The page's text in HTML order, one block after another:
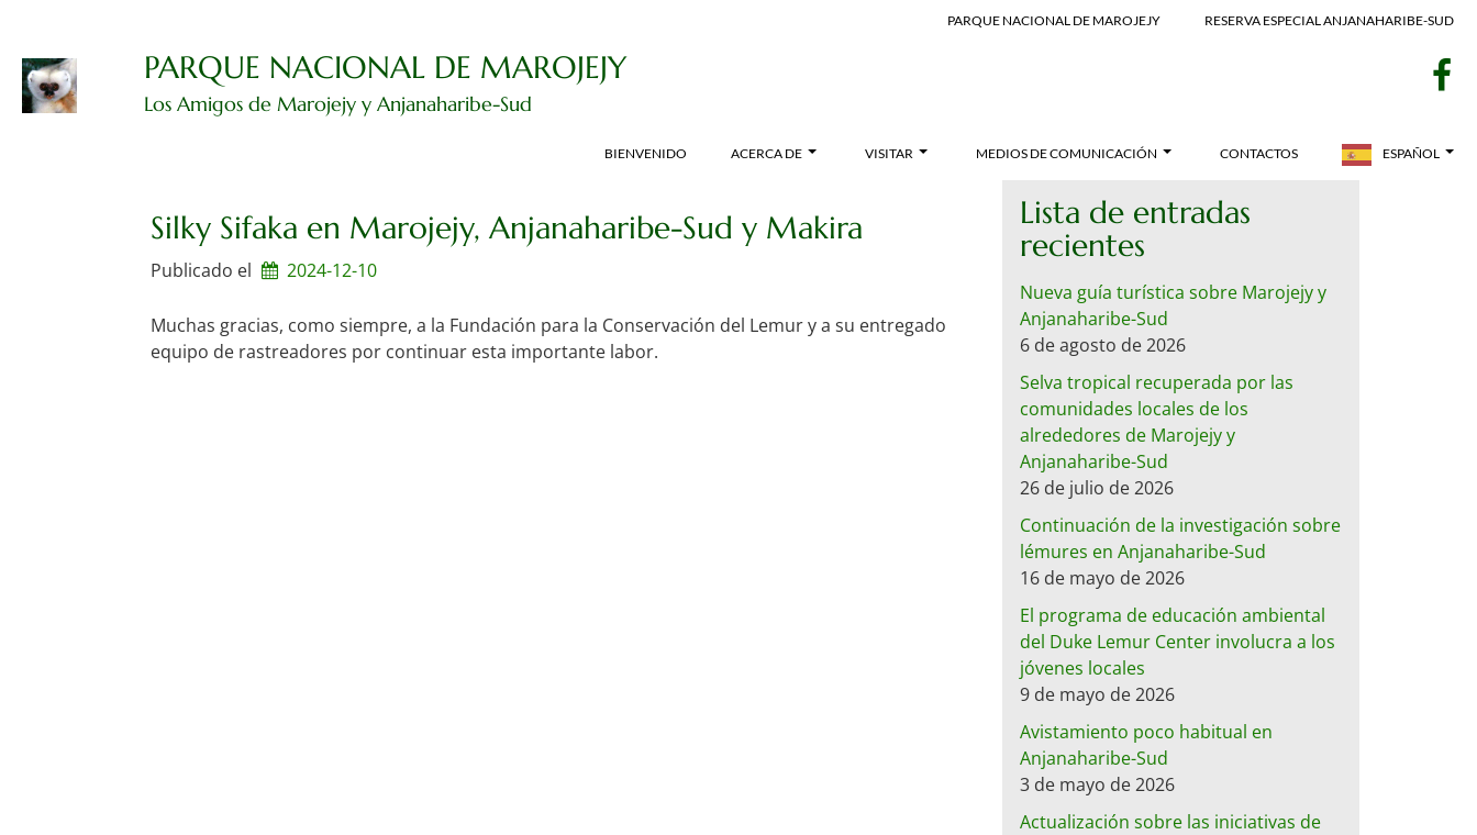
PARQUE NACIONAL DE MAROJEJY RESERVA ESPECIAL ANJANAHARIBE-SUD
PARQUE NACIONAL DE MAROJEJY
Los Amigos de Marojejy y Anjanaharibe-Sud
BIENVENIDO ACERCA DE VISITAR MEDIOS DE COMUNICACIÓN CONTACTOS ESPAÑOL
Silky Sifaka en Marojejy, Anjanaharibe-Sud y Makira
Publicado el 2024-12-10
Muchas gracias, como siempre, a la Fundación para la Conservación del Lemur y a su entregado
equipo de rastreadores por continuar esta importante labor.
Lista de entradas
recientes
Nueva guía turística sobre Marojejy y
Anjanaharibe-Sud
6 de agosto de 2026
Selva tropical recuperada por las
comunidades locales de los
alrededores de Marojejy y
Anjanaharibe-Sud
26 de julio de 2026
Continuación de la investigación sobre
lémures en Anjanaharibe-Sud
16 de mayo de 2026
El programa de educación ambiental
del Duke Lemur Center involucra a los
jóvenes locales
9 de mayo de 2026
Avistamiento poco habitual en
Anjanaharibe-Sud
3 de mayo de 2026
Actualización sobre las iniciativas de